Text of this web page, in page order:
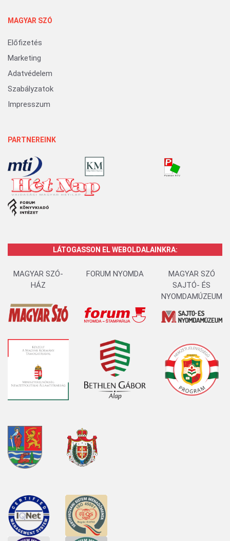
MAGYAR SZÓ
Előfizetés
Marketing
Adatvédelem
Szabályzatok
Impresszum
PARTNEREINK
LÁTOGASSON EL WEBOLDALAINKRA:
MAGYAR SZÓ-
HÁZ
FORUM NYOMDA
MAGYAR SZÓ
SAJTÓ- ÉS
NYOMDAMÚZEUM